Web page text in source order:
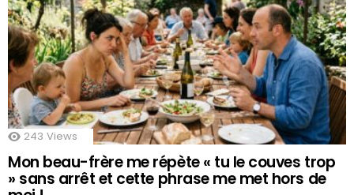
243 Views
Mon beau-frère me répète « tu le couves trop
» sans arrêt et cette phrase me met hors de